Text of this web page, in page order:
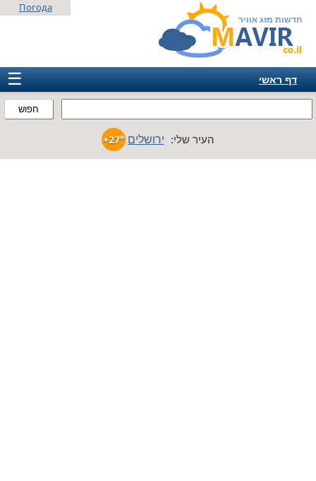
חדשות מזג אוויר
חפוש
Погода
☰
דף ראשי
אמריקה
העיר שלי: ירושלים +27°